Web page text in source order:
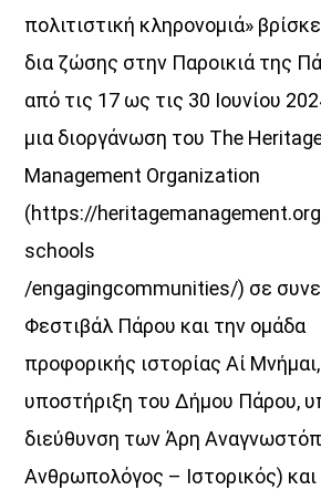
πολιτιστική κληρονομιά»
δια ζώσης στην Παροικιά της
από τις 17 ως τις 30 Ιουνίου
μια διοργάνωση του The
Management Organization
(https://
schools
/engagingcommunities/) σε
Φεστιβάλ Πάρου και την ομάδα
προφορικής ιστορίας Αί
υποστήριξη του Δήμου Πάρου,
διεύθυνση των Άρη
Ανθρωπολόγος – Ιστορικός) και